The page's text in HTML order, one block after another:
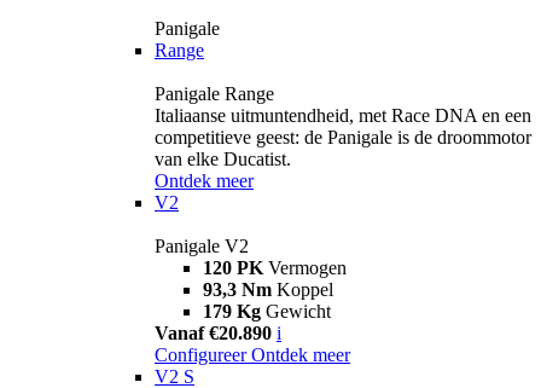
Panigale
Range
Panigale Range
Italiaanse uitmuntendheid, met Race DNA en een
competitieve geest: de Panigale is de droommotor
van elke Ducatist.
Ontdek meer
V2
Panigale V2
120 PK Vermogen
93,3 Nm Koppel
179 Kg Gewicht
Vanaf €20.890 i
Configureer Ontdek meer
V2 S